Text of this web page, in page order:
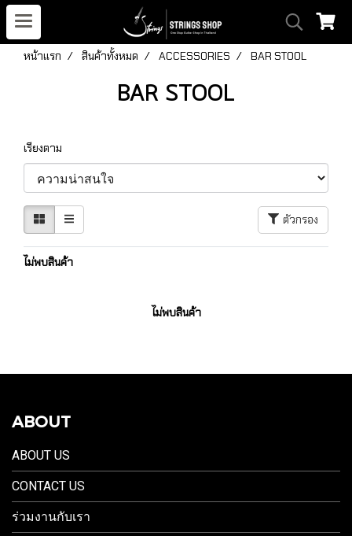
หน้าแรก สินค้าทั้งหมด ACCESSORIES BAR STOOL
BAR STOOL
เรียงตาม
ตัวกรอง
ไม่พบสินค้า
ไม่พบสินค้า
ABOUT
ABOUT US
CONTACT US
ร่วมงานกับเรา